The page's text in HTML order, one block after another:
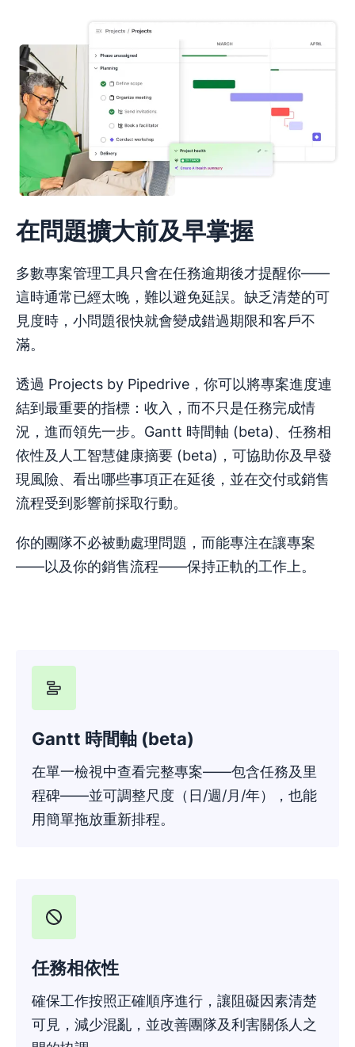
在問題擴大前及早掌握
多數專案管理工具只會在任務逾期後才提醒你——
這時通常已經太晚，難以避免延誤。缺乏清楚的可
見度時，小問題很快就會變成錯過期限和客戶不
滿。
透過 Projects by Pipedrive，你可以將專案進度連
結到最重要的指標：收入，而不只是任務完成情
況，進而領先一步。Gantt 時間軸 (beta)、任務相
依性及人工智慧健康摘要 (beta)，可協助你及早發
現風險、看出哪些事項正在延後，並在交付或銷售
流程受到影響前採取行動。
你的團隊不必被動處理問題，而能專注在讓專案
——以及你的銷售流程——保持正軌的工作上。
Gantt 時間軸 (beta)
在單一檢視中查看完整專案——包含任務及里
程碑——並可調整尺度（日/週/月/年），也能
用簡單拖放重新排程。
任務相依性
確保工作按照正確順序進行，讓阻礙因素清楚
可見，減少混亂，並改善團隊及利害關係人之